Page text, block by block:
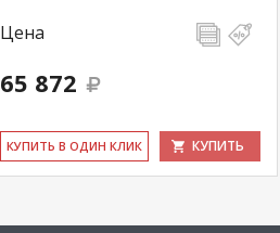
Цена
65 872
КУ­ПИТЬ В ОДИН КЛИК КУПИТЬ